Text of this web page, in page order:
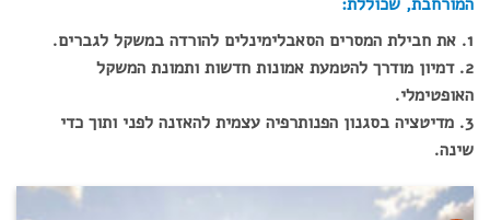
1. את חבילת המסרים הסאבלימינלים להורדה במשקל לגברים.
2. דמיון מודרך להטמעת אמונות חדשות ותמונת המשקל
האופטימלי.
3. מדיטציה בסגנון הפנותרפיה עצמית להאזנה לפני ותוך כדי
שינה.